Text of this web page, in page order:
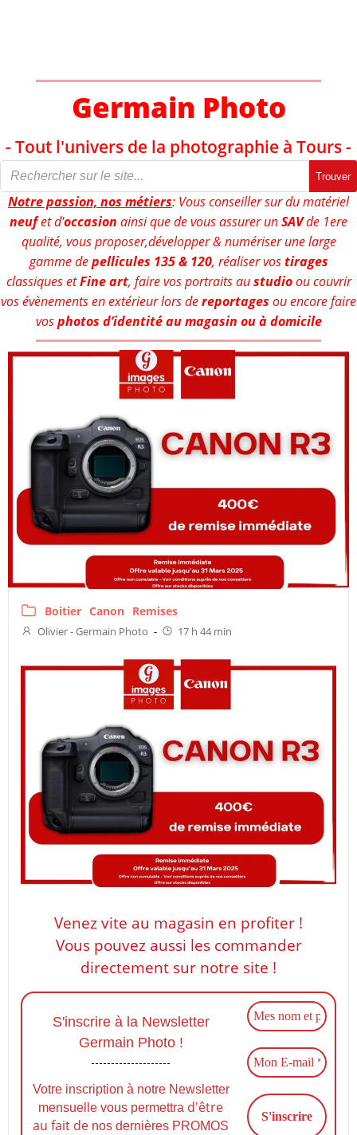
Germain Photo
- Tout l'univers de la photographie à Tours -
Trouver
Notre passion, nos métiers: Vous conseiller sur du matériel
neufet d'occasion ainsi que de vous assurer unSAVde 1ere
qualité, vous proposer,développer & numériser une large
gamme depellicules 135 & 120, réaliser vostirages
classiques etFine art, faire vos portraits austudioou couvrir
vos évènements en extérieur lors dereportages ou encore faire
vosphotos d’identité au magasin ou à domicile
Boitier Canon Remises
Olivier - Germain Photo - 17 h 44 min
Venez vite au magasin en profiter !
Vous pouvez aussi les commander
directement sur notre site !
S'inscrire à la Newsletter
Germain Photo !
Votre inscription à notre Newsletter
mensuelle vous permettra d'être
au fait de nos dernières PROMOS